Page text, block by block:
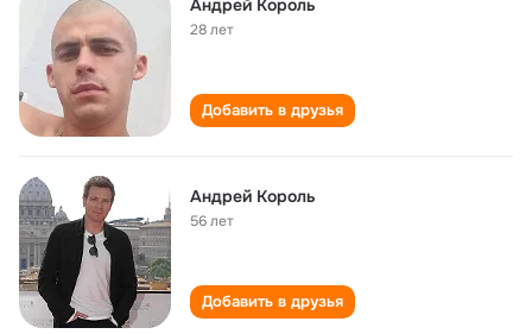
Андрей Король
28 лет
Добавить в друзья
Андрей Король
56 лет
Добавить в друзья